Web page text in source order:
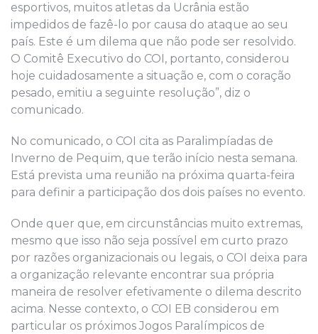
esportivos, muitos atletas da Ucrânia estão
impedidos de fazê-lo por causa do ataque ao seu
país. Este é um dilema que não pode ser resolvido.
O Comitê Executivo do COI, portanto, considerou
hoje cuidadosamente a situação e, com o coração
pesado, emitiu a seguinte resolução”, diz o
comunicado.
No comunicado, o COI cita as Paralimpíadas de
Inverno de Pequim, que terão início nesta semana.
Está prevista uma reunião na próxima quarta-feira
para definir a participação dos dois países no evento.
Onde quer que, em circunstâncias muito extremas,
mesmo que isso não seja possível em curto prazo
por razões organizacionais ou legais, o COI deixa para
a organização relevante encontrar sua própria
maneira de resolver efetivamente o dilema descrito
acima. Nesse contexto, o COI EB considerou em
particular os próximos Jogos Paralímpicos de